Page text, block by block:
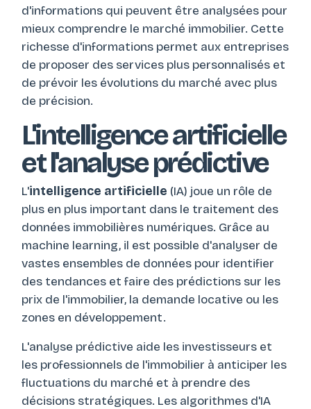
d'informations qui peuvent être analysées pour
mieux comprendre le marché immobilier. Cette
richesse d'informations permet aux entreprises
de proposer des services plus personnalisés et
de prévoir les évolutions du marché avec plus
de précision.
L'intelligence artificielle
et l'analyse prédictive
L'intelligence artificielle (IA) joue un rôle de
plus en plus important dans le traitement des
données immobilières numériques. Grâce au
machine learning, il est possible d'analyser de
vastes ensembles de données pour identifier
des tendances et faire des prédictions sur les
prix de l'immobilier, la demande locative ou les
zones en développement.
L'analyse prédictive aide les investisseurs et
les professionnels de l'immobilier à anticiper les
fluctuations du marché et à prendre des
décisions stratégiques. Les algorithmes d'IA